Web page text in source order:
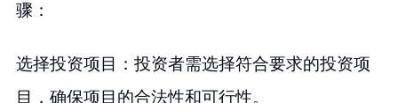
骤：
选择投资项目：投资者需选择符合要求的投资项
目，确保项目的合法性和可行性。